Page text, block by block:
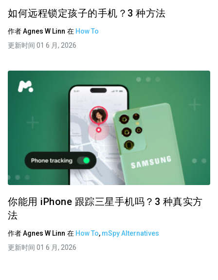
如何远程锁定孩子的手机？3 种方法
作者Agnes W Linn 在 How To
更新时间 01 6 月, 2026
你能用 iPhone 跟踪三星手机吗？3 种真实方
法
作者Agnes W Linn 在 How To, mSpy Alternatives
更新时间 01 6 月, 2026